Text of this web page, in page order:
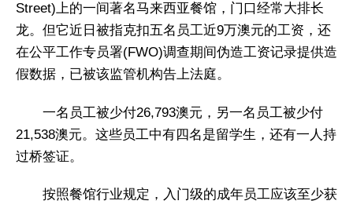
Street)上的一间著名马来西亚餐馆，门口经常大排长
龙。但它近日被指克扣五名员工近9万澳元的工资，还
在公平工作专员署(FWO)调查期间伪造工资记录提供造
假数据，已被该监管机构告上法庭。
一名员工被少付26,793澳元，另一名员工被少付
21,538澳元。这些员工中有四名是留学生，还有一人持
过桥签证。
按照餐馆行业规定，入门级的成年员工应该至少获